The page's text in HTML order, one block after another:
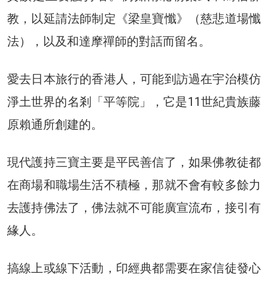
教，以延請法師制定《梁皇寶懺》（慈悲道場懺
法），以及和達摩禪師的對話而留名。
愛去日本旅行的香港人，可能到訪過在宇治模仿
淨土世界的名剎「平等院」，它是11世紀貴族藤
原賴通所創建的。
現代護持三寶主要是平民善信了，如果佛教徒都
在商場和職場生活不積極，那就不會有較多餘力
去護持佛法了，佛法就不可能廣宣流布，接引有
緣人。
搞線上或線下活動，印經典都需要在家信徒發心